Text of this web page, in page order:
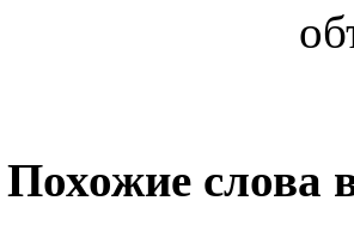
Похожие слова